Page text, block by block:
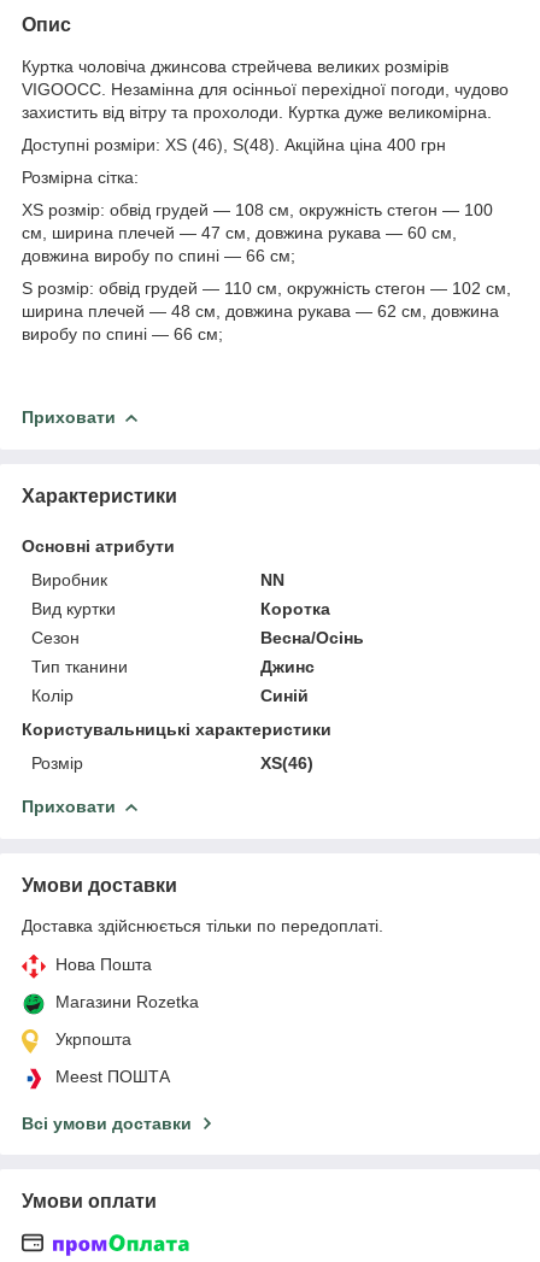
Опис
Куртка чоловіча джинсова стрейчева великих розмірів
VIGOOCC. Незамінна для осінньої перехідної погоди, чудово
захистить від вітру та прохолоди. Куртка дуже великомірна.
Доступні розміри: XS (46), S(48). Акційна ціна 400 грн
Розмірна сітка:
XS розмір: обвід грудей — 108 см, окружність стегон — 100
см, ширина плечей — 47 см, довжина рукава — 60 см,
довжина виробу по спині — 66 см;
S розмір: обвід грудей — 110 см, окружність стегон — 102 см,
ширина плечей — 48 см, довжина рукава — 62 см, довжина
виробу по спині — 66 см;
Приховати
Характеристики
Основні атрибути
Виробник
NN
Вид куртки
Коротка
Сезон
Весна/Осінь
Тип тканини
Джинс
Колір
Синій
Користувальницькі характеристики
Розмір
XS(46)
Приховати
Умови доставки
Доставка здійснюється тільки по передоплаті.
Нова Пошта
Магазини Rozetka
Укрпошта
Meest ПОШТА
Всі умови доставки
Умови оплати